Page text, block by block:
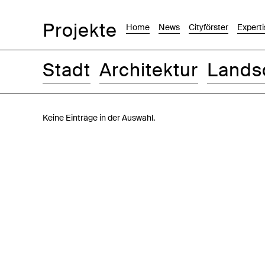
Projekte Home News Cityförster
Stadt Architektur
Keine Einträge in der Auswahl.